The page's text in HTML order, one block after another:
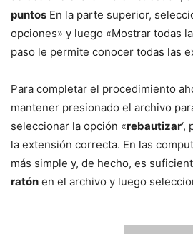
puntos En la parte superior,
opciones» y luego «Mostrar todas
paso le permite conocer todas las
Para completar el procedimiento
mantener presionado el archivo
seleccionar la opción «rebautizar‘,
la extensión correcta. En las
más simple y, de hecho, es
ratón en el archivo y luego